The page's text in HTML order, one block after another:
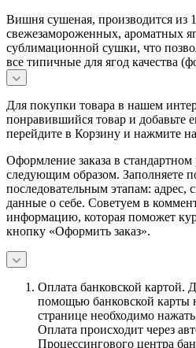
Вишня сушеная, производится из
свежезамороженных, ароматных
сублимационной сушки, что
все типичные для ягод качества
Для покупки товара в нашем
понравившийся товар и добавьте
перейдите в Корзину и нажмите
Оформление заказа в
следующим образом. Заполняете
последовательным этапам: адрес,
данные о себе. Советуем в
информацию, которая поможет
кнопку «Оформить заказ».
Оплата банковской картой.
помощью банковской карты
странице необходимо
Оплата происходит через
Процессингового центра